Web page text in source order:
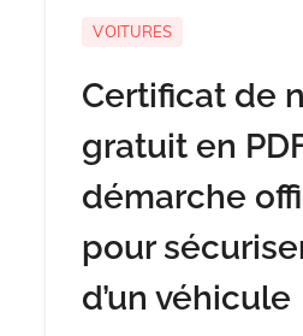
VOITURES
Certificat de
gratuit en
démarche
pour
d’un véhicule